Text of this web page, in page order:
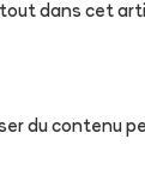
tout dans cet
du contenu